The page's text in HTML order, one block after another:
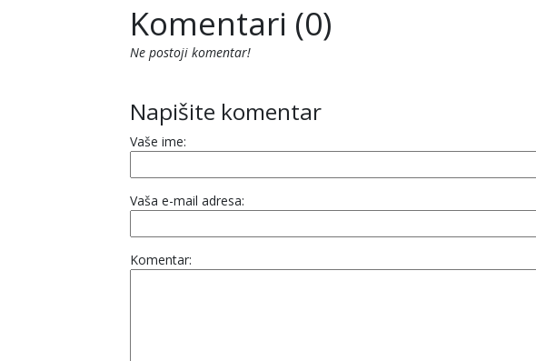
Komentari (0)
Ne postoji komentar!
Napišite komentar
Vaše ime:
Vaša e-mail adresa:
Komentar: